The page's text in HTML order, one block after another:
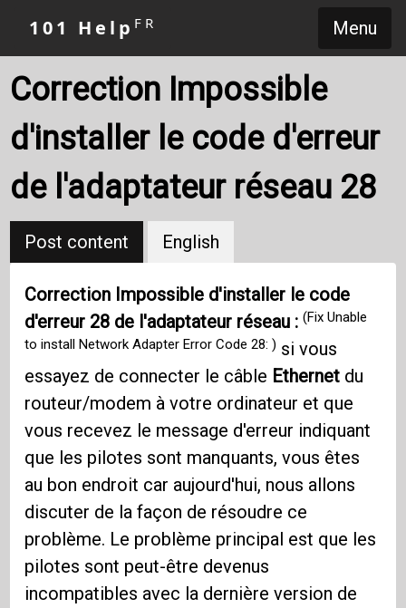
Menu
101 Help FR
Correction Impossible
d'installer le code d'erreur
de l'adaptateur réseau 28
Post content English
Correction Impossible d'installer le code
d'erreur 28 de l'adaptateur réseau :(Fix Unable
to install Network Adapter Error Code 28: ) si vous
essayez de connecter le câble Ethernet du
routeur/modem à votre ordinateur et que
vous recevez le message d'erreur indiquant
que les pilotes sont manquants, vous êtes
au bon endroit car aujourd'hui, nous allons
discuter de la façon de résoudre ce
problème. Le problème principal est que les
pilotes sont peut-être devenus
incompatibles avec la dernière version de